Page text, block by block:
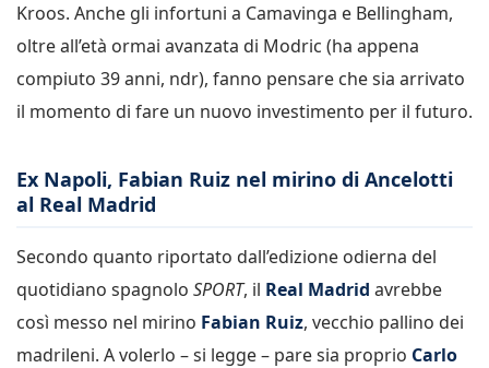
Kroos. Anche gli infortuni a Camavinga e Bellingham,
oltre all’età ormai avanzata di Modric (ha appena
compiuto 39 anni, ndr), fanno pensare che sia arrivato
il momento di fare un nuovo investimento per il futuro.
Ex Napoli, Fabian Ruiz nel mirino di Ancelotti
al Real Madrid
Secondo quanto riportato dall’edizione odierna del
quotidiano spagnolo SPORT, il Real Madrid avrebbe
così messo nel mirino Fabian Ruiz, vecchio pallino dei
madrileni. A volerlo – si legge – pare sia proprio Carlo